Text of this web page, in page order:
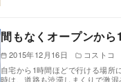
間もなくオープンか
2015年12月16日
コストコ
自宅から1時間ほどで行ける場所
時は、道路も渋滞しまくりで激